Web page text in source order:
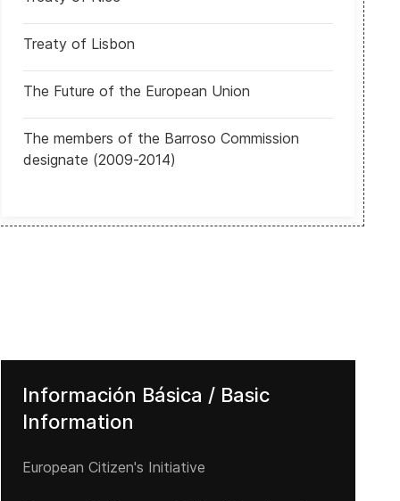
de California
Cem Özdemir se convierte en el primer ministro
Treaty of Lisbon
The Future of the European Union
The members of the Barroso Commission
designate (2009-2014)
Información Básica / Basic
Information
European Citizen's Initiative